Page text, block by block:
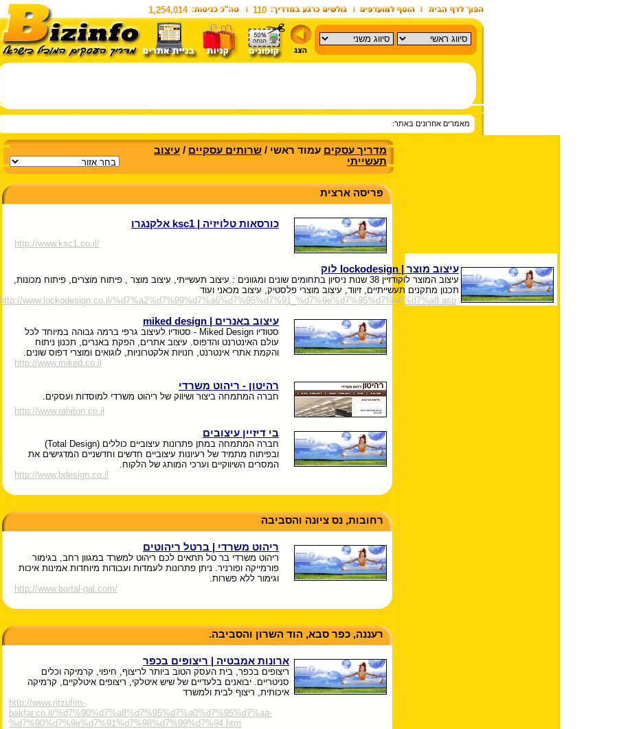
1,254,014 110
מאמרים אחרונים באתר:
מדריך עסקים עמוד ראשי / שרותים עסקיים / עיצוב
תעשייתי
פריסה ארצית
כורסאות טלויזיה | ksc1 אלקנגרו
http://www.ksc1.co.il/
עיצוב מוצר | lockodesign לוק
עיצוב המוצר לוקודזיין 38 שנות ניסיון בתחומים שונים ומגוונים : עיצוב תעשייתי, עיצוב מוצר , פיתוח מוצרים, פיתוח מכונות,
תכנון מתקנים תעשייתיים, זיווד, עיצוב מוצרי פלסטיק, עיצוב מכאני ועוד
http://www.lockodesign.co.il/%d7%a2%d7%99%d7%a6%d7%95%d7%91_%d7%9e%d7%95%d7%a6%d7%a8.asp
עיצוב באנרים | miked design
סטודיו Miked Design - סטודיו לעיצוב גרפי ברמה גבוהה במיוחד לכל
עולם האינטרנט והדפוס. עיצוב אתרים, הפקת באנרים, תכנון ניתוח
והקמת אתרי אינטרנט, חנויות אלקטרוניות, לוגואים ומוצרי דפוס שונים.
http://www.miked.co.il
רהיטון - ריהוט משרדי
חברה המתמחה ביצור ושיווק של ריהוט משרדי למוסדות ועסקים.
http://www.rahiton.co.il
בי דיזיין עיצובים
חברה המתמחה במתן פתרונות עיצוביים כוללים (Total Design)
ובפיתוח מתמיד של רעיונות עיצוביים חדשים וחדשניים המדגישים את
המסרים השיווקיים וערכי המותג של הלקוח.
http://www.bdesign.co.il
רחובות, נס ציונה והסביבה
ריהוט משרדי | ברטל ריהוטים
ריהוט משרדי בר טל תתאים לכם ריהוט למשרד במגוון רחב, בגימור
פורמייקה ופורניר. ניתן פתרונות לעמדות ועבודות מיוחדות אמינות איכות
וגימור ללא פשרות.
http://www.bartal-gal.com/
רעננה, כפר סבא, הוד השרון והסביבה.
ארונות אמבטיה | ריצופים בכפר
ריצופים בכפר, בית העסק הטוב ביותר לריצוף, חיפוי, קרמיקה וכלים
סניטריים. יבואנים בלעדיים של שיש איטלקי, ריצופים איטלקיים, קרמיקה
איכותית, ריצוף לבית ולמשרד
http://www.ritzufim-
bakfar.co.il/%d7%90%d7%a8%d7%95%d7%a0%d7%95%d7%aa-
%d7%90%d7%9e%d7%91%d7%98%d7%99%d7%94.htm